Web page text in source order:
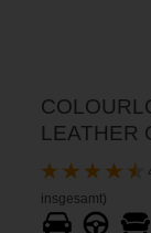
LEATHER
insgesamt)